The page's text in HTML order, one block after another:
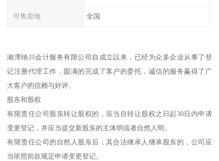
可售卖地 全国
湘潭纳川会计服务有限公司自成立以来，已经为众多企业从事了登
记注册代理工作，圆满的完成了客户的委托，诚信的服务赢得了广
大客户的信赖与好评。
股东和股权
有限责任公司股东转让股权的，应当自转让股权之日起30日内申请
变更登记，并应当提交新股东的主体明或者自然人明。
有限责任公司的自然人股东后，其合法继承人继承股东的，公司应
当依照前款规定申请变更登记。